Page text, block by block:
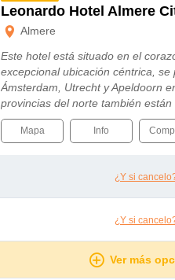
Leonardo Hotel Almere
Almere
Este hotel está situado en el
excepcional ubicación céntrica,
Ámsterdam, Utrecht y Apeldoorn
provincias del norte también
Mapa Info
¿Y si
¿Y si
Ver más